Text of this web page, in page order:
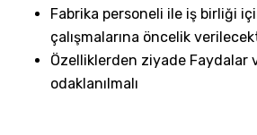
Fabrika personeli ile iş birliği
çalışmalarına öncelik
Özelliklerden ziyade Faydalar
odaklanılmalı